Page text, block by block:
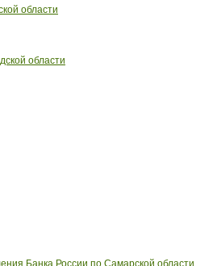
области
области
Банка России по Самарской области